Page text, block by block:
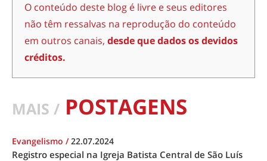
O conteúdo deste blog é livre e seus editores
não têm ressalvas na reprodução do conteúdo
em outros canais, desde que dados os devidos
créditos.
MAIS / POSTAGENS
Evangelismo /22.07.2024
Registro especial na Igreja Batista Central de São Luís